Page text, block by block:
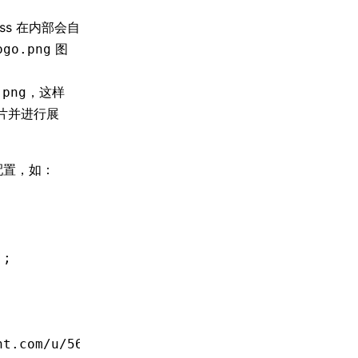
在内部会自
图
，这样
并进行展
，如：
;
u/56892468?s=200&v=4'